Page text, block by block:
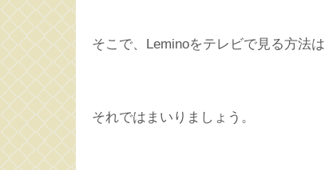
そこで、Leminoをテレビで見る方法
それではまいりましょう。